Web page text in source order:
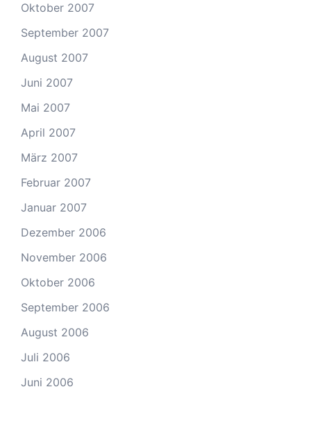
Oktober 2007
September 2007
August 2007
Juni 2007
Mai 2007
April 2007
März 2007
Februar 2007
Januar 2007
Dezember 2006
November 2006
Oktober 2006
September 2006
August 2006
Juli 2006
Juni 2006